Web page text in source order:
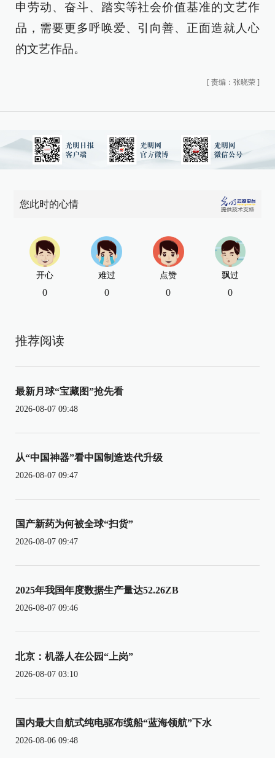
申劳动、奋斗、踏实等社会价值基准的文艺作
品，需要更多呼唤爱、引向善、正面造就人心
的文艺作品。
[ 责编：张晓荣 ]
您此时的心情
开心
0
难过
0
点赞
0
飘过
0
推荐阅读
最新月球“宝藏图”抢先看
2026-08-07 09:48
从“中国神器”看中国制造迭代升级
2026-08-07 09:47
国产新药为何被全球“扫货”
2026-08-07 09:47
2025年我国年度数据生产量达52.26ZB
2026-08-07 09:46
北京：机器人在公园“上岗”
2026-08-07 03:10
国内最大自航式纯电驱布缆船“蓝海领航”下水
2026-08-06 09:48